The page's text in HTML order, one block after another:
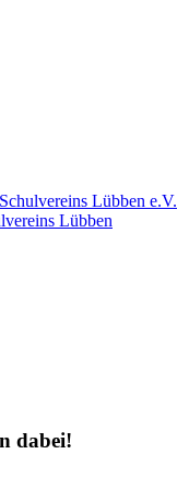
Lübben e.V.
Lübben
dabei!